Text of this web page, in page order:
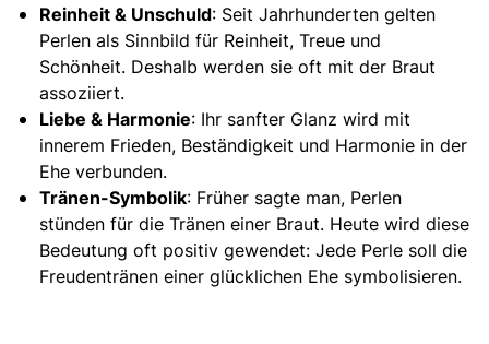
Reinheit & Unschuld: Seit Jahrhunderten gelten
Perlen als Sinnbild für Reinheit, Treue und
Schönheit. Deshalb werden sie oft mit der Braut
assoziiert.
Liebe & Harmonie: Ihr sanfter Glanz wird mit
innerem Frieden, Beständigkeit und Harmonie in der
Ehe verbunden.
Tränen-Symbolik: Früher sagte man, Perlen
stünden für die Tränen einer Braut. Heute wird diese
Bedeutung oft positiv gewendet: Jede Perle soll die
Freudentränen einer glücklichen Ehe symbolisieren.